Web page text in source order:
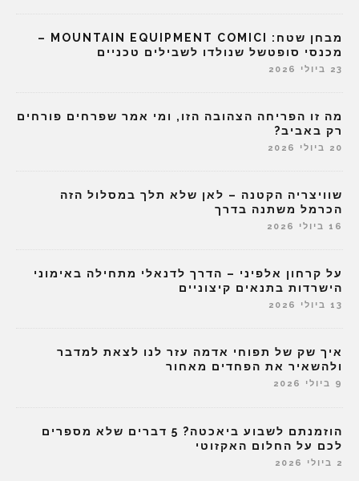
מבחן שטח: MOUNTAIN EQUIPMENT COMICI –
מכנסי סופטשל שנולדו לשבילים טכניים
23 ביולי 2026
מה זו הפריחה הצהובה הזו, ומי אמר שפרחים פורחים
רק באביב?
20 ביולי 2026
שוויצריה הקטנה – לאן שלא תלך במסלול הזה
הכרמל משתנה בדרך
16 ביולי 2026
על קרחון אלפיני – הדרך לדנאלי מתחילה באימוני
הישרדות בתנאים קיצוניים
13 ביולי 2026
איך שק של תפוחי אדמה עזר לנו לצאת למדבר
ולהשאיר את הפחדים מאחור
9 ביולי 2026
הוזמנתם לשבוע ביאכטה? 5 דברים שלא מספרים
לכם על החלום האקזוטי
2 ביולי 2026